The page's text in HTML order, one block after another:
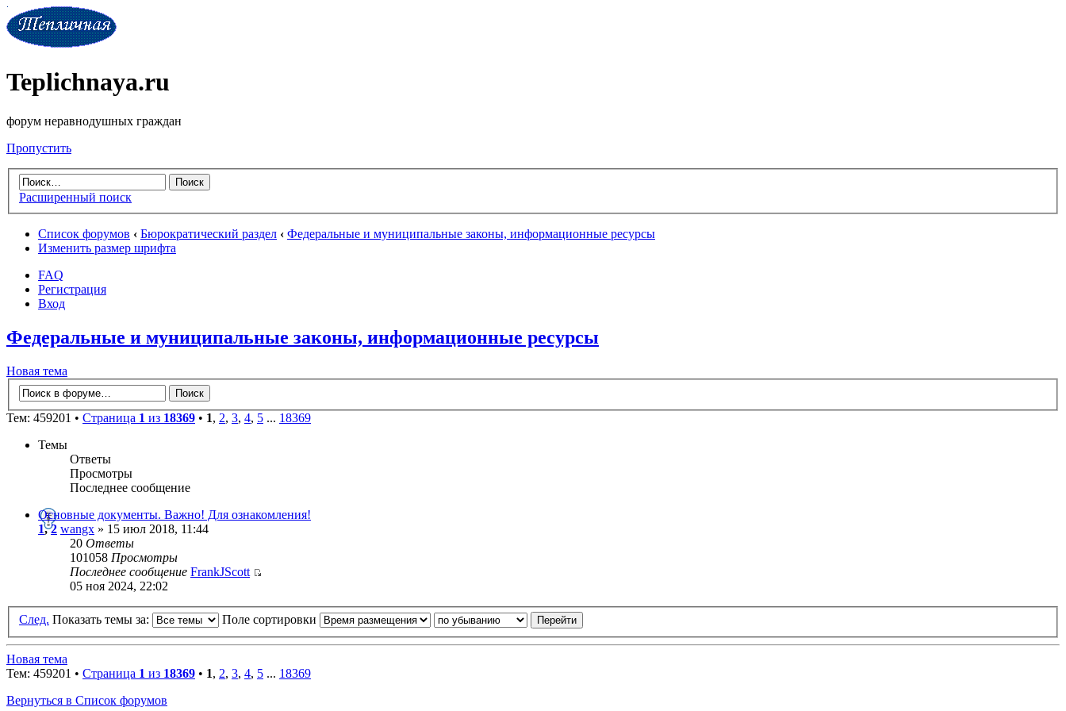
Teplichnaya.ru
форум неравнодушных граждан
Пропустить
Расширенный поиск
Список форумов ‹ Бюрократический раздел ‹ Федеральные и муниципальные законы, информационные ресурсы
Изменить размер шрифта
FAQ
Регистрация
Вход
Федеральные и муниципальные законы, информационные ресурсы
Новая тема
Тем: 459201 • Страница 1 из 18369 • 1, 2, 3, 4, 5 ... 18369
Темы
Ответы
Просмотры
Последнее сообщение
Основные документы. Важно! Для ознакомления!
1,2 wangx » 15 июл 2018, 11:44
20 Ответы
101058 Просмотры
Последнее сообщение FrankJScott
05 ноя 2024, 22:02
След. Показать темы за: Поле сортировки
Новая тема
Тем: 459201 • Страница 1 из 18369 • 1, 2, 3, 4, 5 ... 18369
Вернуться в Список форумов